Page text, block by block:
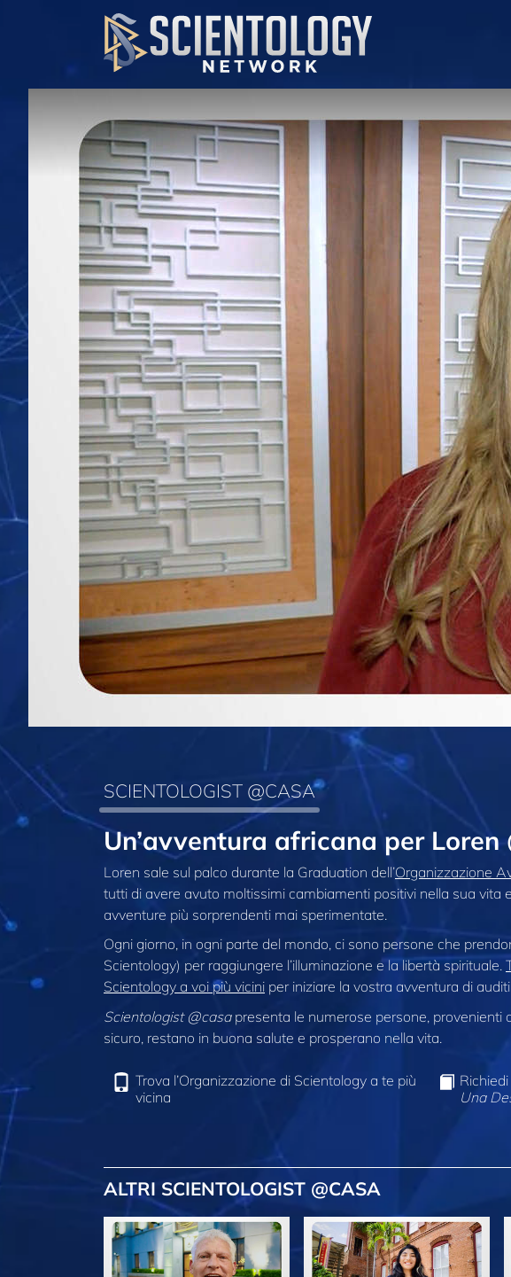
SCIENTOLOGIST @CASA
Un’avventura africana per Loren
Loren sale sul palco durante la Graduation dell’Organizzazione
tutti di avere avuto moltissimi cambiamenti positivi nella sua vita
avventure più sorprendenti mai sperimentate.
Ogni giorno, in ogni parte del mondo, ci sono persone che
Scientology) per raggiungere l’illuminazione e la libertà spirituale.
Scientology a voi più vicini per iniziare la vostra avventura di
Scientologist @casapresenta le numerose persone, provenienti
sicuro, restano in buona salute e prosperano nella vita.
Trova l’Organizzazione di Scientology a te più
vicina
Una
ALTRI SCIENTOLOGIST @CASA